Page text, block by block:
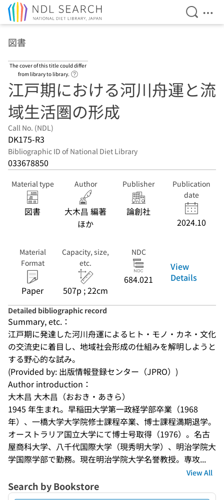
Open
図書
The cover of this title could differ
from library to library.
江戸期における河川舟運と流
域生活圏の形成
Call No. (NDL)
DK175-R3
Bibliographic ID of National Diet Library
033678850
Material type
図書
Author
大木昌 編著
ほか
Publisher
論創社
Publication
date
2024.10
Material
Format
Paper
Capacity, size,
etc.
507p ; 22cm
NDC
684.021
View
Details
Detailed bibliographic record
Summary, etc.：
江戸期に発達した河川舟運によるヒト・モノ・カネ・文化
の交流史に着目し、地域社会形成の仕組みを解明しようと
する野心的な試み。
(Provided by: 出版情報登録センター（JPRO）)
Author introduction：
大木昌 大木昌（おおき・あきら）
1945 年生まれ。早稲田大学第一政経学部卒業（1968
年）、一橋大学大学院修士課程卒業、博士課程満期退学。
オーストラリア国立大学にて博士号取得（1976）。名古
屋商科大学、八千代国際大学（現秀明大学）、明治学院大
学国際学部で勤務。現在明治学院大学名誉教授。専攻...
View All
Search by Bookstore